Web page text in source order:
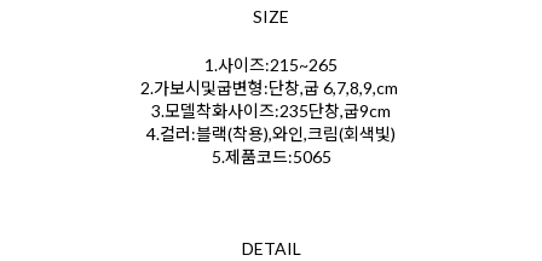
SIZE
1.사이즈:215~265
2.가보시및굽변형:단창,굽 6,7,8,9,cm
3.모델착화사이즈:235단창,굽9cm
4.컬러:블랙(착용),와인,크림(회색빛)
5.제품코드:5065
DETAIL